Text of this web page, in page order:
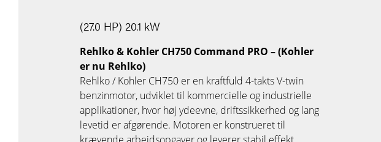
(27.0 HP) 20.1 kW
Rehlko & Kohler CH750 Command PRO – (Kohler
er nu Rehlko)
Rehlko / Kohler CH750 er en kraftfuld 4-takts V-twin
benzinmotor, udviklet til kommercielle og industrielle
applikationer, hvor høj ydeevne, driftssikkerhed og lang
levetid er afgørende. Motoren er konstrueret til